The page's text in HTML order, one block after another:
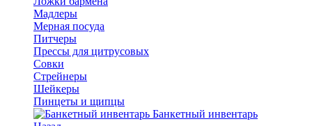
Мадлеры
Мерная посуда
Питчеры
Прессы для цитрусовых
Совки
Стрейнеры
Шейкеры
Пинцеты и щипцы
Банкетный инвентарь